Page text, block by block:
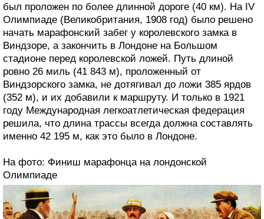
был проложен по более длинной дороге (40 км). На IV
Олимпиаде (Великобритания, 1908 год) было решено
начать марафонский забег у королевского замка в
Виндзоре, а закончить в Лондоне на Большом
стадионе перед королевской ложей. Путь длиной
ровно 26 миль (41 843 м), проложенный от
Виндзорского замка, не дотягивал до ложи 385 ярдов
(352 м), и их добавили к маршруту. И только в 1921
году Международная легкоатлетическая федерация
решила, что длина трассы всегда должна составлять
именно 42 195 м, как это было в Лондоне.
На фото: Финиш марафонца на лондонской
Олимпиаде